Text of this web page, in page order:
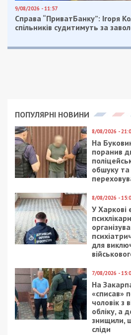
9/08/2026 - 11:57
Справа “ПриватБанку”: Ігоря
спільників судитимуть за
ПОПУЛЯРНІ НОВИНИ
8/08/2026 -
На
поранив
обшуку та
8/08/2026 -
У Харкові
для
7/08/2026 -
На
«списав»
чоловік з
обліку, а
знищили,
сліди